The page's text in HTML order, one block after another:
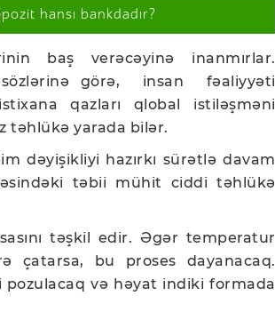
hansı bankdadır?
baş verəcəyinə inanmırlar.
görə,
insan fəaliyyəti
qazları qlobal istiləşməni
təhlükə yarada bilər.
dəyişikliyi hazırkı sürətlə davam
təbii mühit ciddi təhlükə
təşkil edir. Əgər temperatur
çatarsa, bu proses dayanacaq.
və həyat indiki formada